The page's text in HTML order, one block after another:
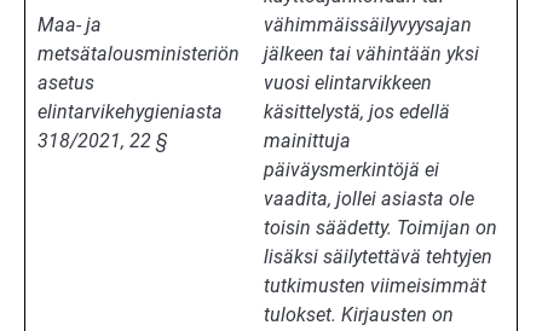
Maa- ja
metsätalousministeriön
asetus
elintarvikehygieniasta
318/2021, 22 §
vähimmäissäilyvyysajan
jälkeen tai vähintään yksi
vuosi elintarvikkeen
käsittelystä, jos edellä
mainittuja
päiväysmerkintöjä ei
vaadita, jollei asiasta ole
toisin säädetty. Toimijan on
lisäksi säilytettävä tehtyjen
tutkimusten viimeisimmät
tulokset. Kirjausten on